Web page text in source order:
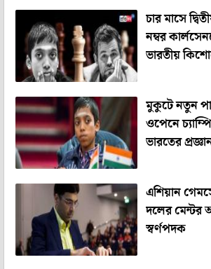
চার মাসে
নম্বর
ভারতীয়
মুকুটে নতুন
ওপেনে
ভারতের
এশিয়ান
দলের মেন্টর
স্বর্ণপদক